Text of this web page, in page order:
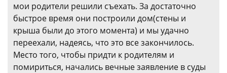
мои родители решили съехать. За достаточно
быстрое время они построили дом(стены и
крыша были до этого момента) и мы удачно
переехали, надеясь, что это все закончилось.
Место того, чтобы придти к родителям и
помириться, начались вечные заявление в суды